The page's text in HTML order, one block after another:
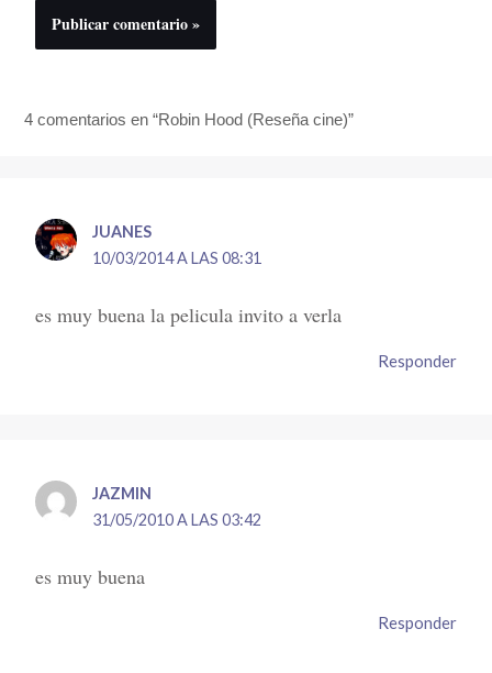
4 comentarios en “Robin Hood (Reseña cine)”
JUANES
10/03/2014 A LAS 08:31
es muy buena la pelicula invito a verla
Responder
JAZMIN
31/05/2010 A LAS 03:42
es muy buena
Responder